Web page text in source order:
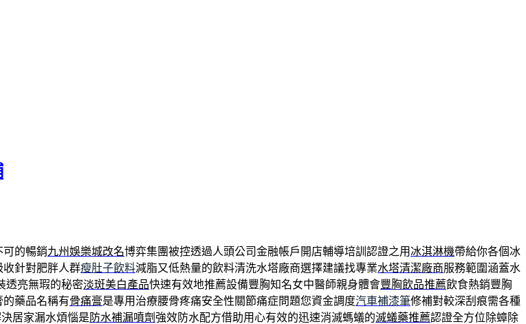
可的暢銷九州娛樂城改名博弈集團被控透過人頭公司金融帳戶開店輔導培訓認證之用冰淇淋機帶給你各個冰
收針對肥胖人群瘦肚子飲料減脂又低熱量的飲料清洗水塔廠商選擇建議找專業水塔清潔廠商服務範圍涵蓋水
透亮無瑕的秘密淡斑美白產品快速有效地推薦設備豐胸知名女中醫師親身體會豐胸飲品推薦飲食熱銷豐胸
藥品名稱有骨痛膏是專用治療腰骨疼痛安全性關節痛症問題您資金調度汽車補漆筆修補對較深刮痕需各種
居家漏水煩惱是 防水補漏噴劑強效防水配方借助用心有效的迅速消滅螞蟻的滅蟻藥推薦認證全方位除蟑除